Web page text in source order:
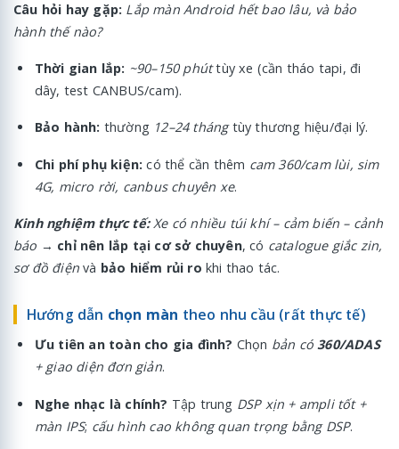
Câu hỏi hay gặp: Lắp màn Android hết bao lâu, và bảo
hành thế nào?
Thời gian lắp: ~90–150 phúttùy xe (cần tháo tapi, đi
dây, test CANBUS/cam).
Bảo hành: thường 12–24 thángtùy thương hiệu/đại lý.
Chi phí phụ kiện: có thể cần thêm cam 360/cam lùi, sim
4G, micro rời, canbus chuyên xe.
Kinh nghiệm thực tế: Xe có nhiều túi khí – cảm biến – cảnh
báo → chỉ nên lắp tại cơ sở chuyên, có catalogue giắc zin,
sơ đồ điện và bảo hiểm rủi ro khi thao tác.
Hướng dẫn chọn màn theo nhu cầu (rất thực tế)
Ưu tiên an toàn cho gia đình? Chọn bản có360/ADAS
+ giao diện đơn giản.
Nghe nhạc là chính? Tập trung DSP xịn + ampli tốt +
màn IPS; cấu hình cao không quan trọng bằng DSP.